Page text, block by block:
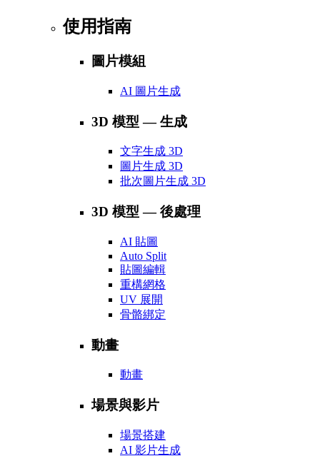
使用指南
圖片模組
AI 圖片生成
3D 模型 — 生成
文字生成 3D
圖片生成 3D
批次圖片生成 3D
3D 模型 — 後處理
AI 貼圖
Auto Split
貼圖編輯
重構網格
UV 展開
骨骼綁定
動畫
動畫
場景與影片
場景搭建
AI 影片生成